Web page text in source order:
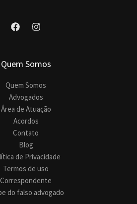
Quem Somos
Quem Somos
Advogados
Área de Atuação
Acordos
Contato
Blog
de Privacidade
Termos de uso
Correspondente
do falso advogado